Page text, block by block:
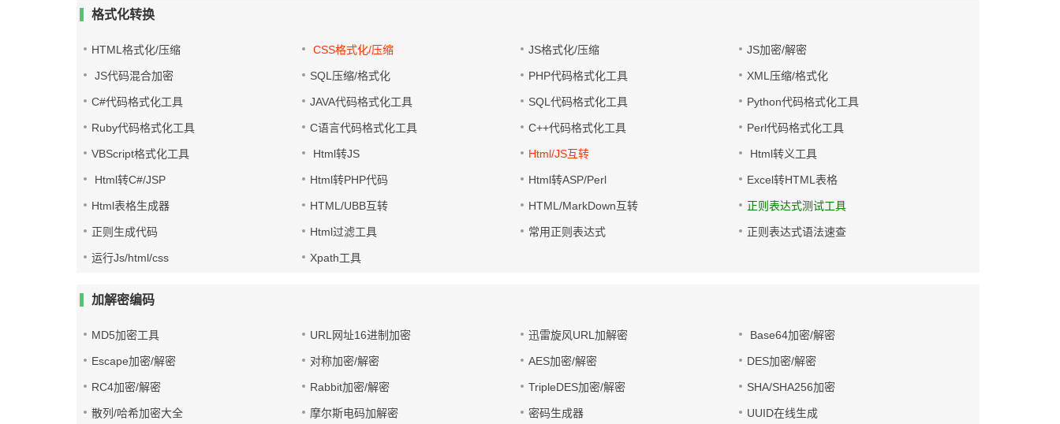
格式化转换
HTML格式化/压缩 CSS格式化/压缩 JS格式化/压缩 JS加密/解密
JS代码混合加密 SQL压缩/格式化 PHP代码格式化工具 XML压缩/格式化
C#代码格式化工具 JAVA代码格式化工具 SQL代码格式化工具 Python代码格式化工具
Ruby代码格式化工具 C语言代码格式化工具 C++代码格式化工具 Perl代码格式化工具
VBScript格式化工具 Html转JS Html/JS互转 Html转义工具
Html转C#/JSP Html转PHP代码 Html转ASP/Perl Excel转HTML表格
Html表格生成器 HTML/UBB互转 HTML/MarkDown互转 正则表达式测试工具
正则生成代码 Html过滤工具 常用正则表达式 正则表达式语法速查
运行Js/html/css Xpath工具
加解密编码
MD5加密工具 URL网址16进制加密 迅雷旋风URL加解密 Base64加密/解密
Escape加密/解密 对称加密/解密 AES加密/解密 DES加密/解密
RC4加密/解密 Rabbit加密/解密 TripleDES加密/解密 SHA/SHA256加密
散列/哈希加密大全 摩尔斯电码加解密 密码生成器 UUID在线生成